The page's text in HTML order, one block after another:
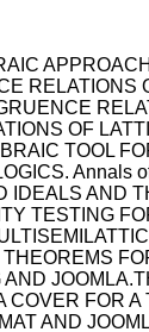
RELATIONS
OF
TOOL
Annals
IDEALS AND
TESTING
AND
COVER FOR
AND